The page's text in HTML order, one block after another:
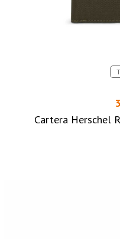
Cartera Herschel